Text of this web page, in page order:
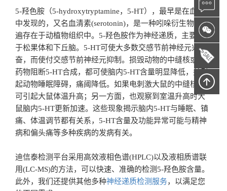
5-羟色胺（5-hydroxytryptamine，5-HT），最早是在血清
中发现的，又名血清素(serotonin)，是一种吲哚衍生物，普
遍存在于动植物组织中。5-羟色胺作为神经递质，主要分布
于松果体和下丘脑。5-HT可使大多数交感节前神经元兴
奋，而使付交感节前神经元抑制。损毁动物的中缝核或用
药物阻断5-HT合成，都可使脑内5-HT含量明显降低，并引
起动物睡眠障碍，痛阈降低。如果电刺激大鼠的中缝核，
可引起大鼠体温升高；另一方面，也观察到室温升高时大
鼠脑内5-HT更新加速。这些现象揭示脑内5-HT与睡眠、镇
痛、体温调节都有关系，5-HT含量及功能异常可能与精神
病和偏头痛等多种疾病的发病有关。
迪信泰检测平台采用高效液相色谱(HPLC)以及液相质谱联
用(LC-MS)的方法，可以快速、准确的检测5-羟色胺含量。
此外，我们还提供其他多种神经递质检测服务，以满足您